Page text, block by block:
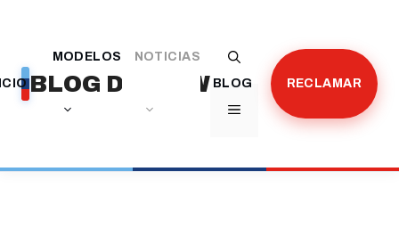
contenido
BLOG DE BMW
MENÚ
MODELOS
NOTICIAS
BLOG
RECLAMAR